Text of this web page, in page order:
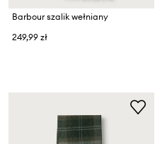
Barbour szalik wełniany
249,99 zł